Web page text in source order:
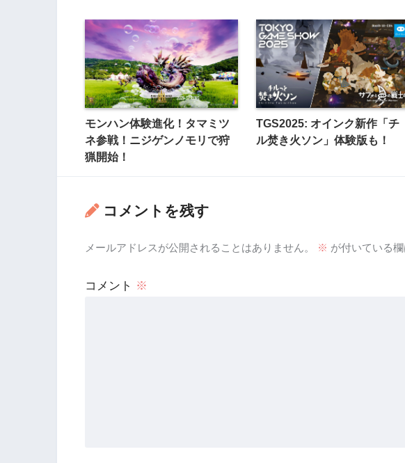
モンハン体験進化！タマミツ
ネ参戦！ニジゲンノモリで狩
猟開始！
TGS2025: オインク新作「チ
ル焚き火ソン」体験版も！
コメントを残す
メールアドレスが公開されることはありません。 ※ が付いている
コメント ※